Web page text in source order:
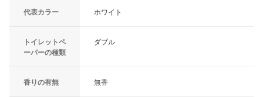
代表カラー ホワイト
トイレットペ
ーパーの種類
ダブル
香りの有無 無香